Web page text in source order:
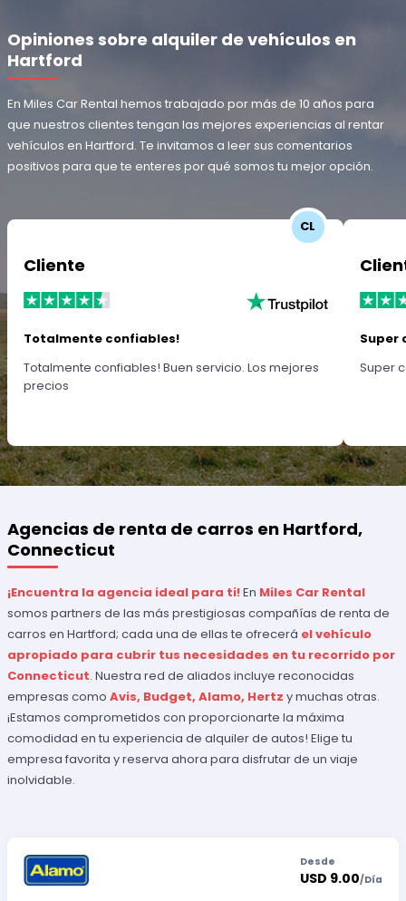
Opiniones sobre alquiler de vehículos en
Hartford
En Miles Car Rental hemos trabajado por más de 10 años para
que nuestros clientes tengan las mejores experiencias al rentar
vehículos en Hartford. Te invitamos a leer sus comentarios
positivos para que te enteres por qué somos tu mejor opción.
CL
Cliente
Totalmente confiables!
Totalmente confiables! Buen servicio. Los mejores
precios
Super
Super
Agencias de renta de carros en Hartford,
Connecticut
¡Encuentra la agencia ideal para ti!En Miles Car Rental
somos partners de las más prestigiosas compañías de renta de
carros en Hartford; cada una de ellas te ofrecerá el vehículo
apropiado para cubrir tus necesidades en tu recorrido por
Connecticut. Nuestra red de aliados incluye reconocidas
empresas comoAvis, Budget, Alamo, Hertz y muchas otras.
¡Estamos comprometidos con proporcionarte la máxima
comodidad en tu experiencia de alquiler de autos! Elige tu
empresa favorita y reserva ahora para disfrutar de un viaje
inolvidable.
Desde
USD 9.00/Día